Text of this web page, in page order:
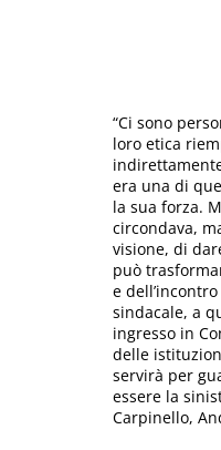
“Ci sono
loro etica
era una di
la sua forza.
circondava,
visione, di
può
e
sindacale, a
ingresso in
delle
servirà per
essere la
Carpinello,